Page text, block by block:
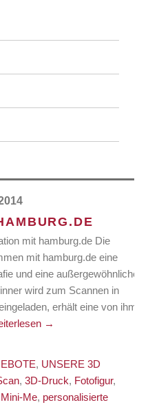
mit hamburg.de Die
mit hamburg.de eine
und eine außergewöhnliche
wird zum Scannen in
erhält eine von ihm
→
, UNSERE 3D
,3D-Druck, Fotofigur,
Mini-Me, personalisierte